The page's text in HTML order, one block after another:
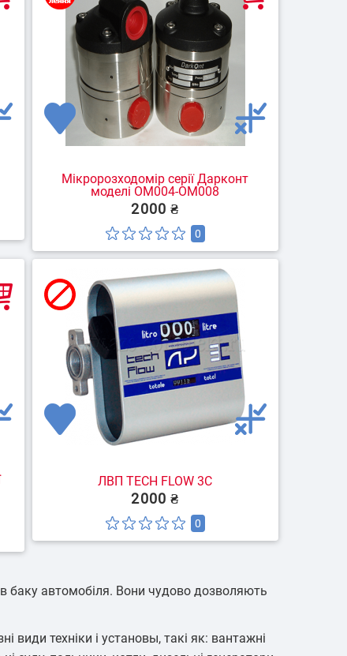
Мікророзходомір серії Дарконт
моделі ОМ004-ОМ008
2000 ₴
0
ЛВП TECH FLOW 3C
2000 ₴
0
баку автомобіля. Вони чудово дозволяють
види техніки і установы, такі як: вантажні